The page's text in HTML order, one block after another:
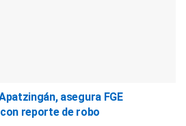
asegura FGE
reporte de robo